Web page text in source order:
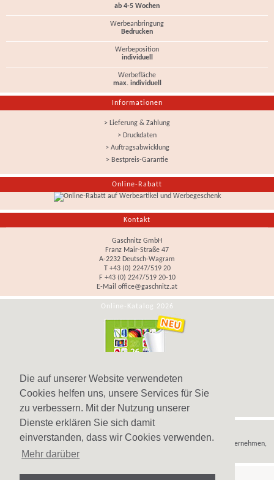
Die auf unserer Website verwendeten
Cookies helfen uns, unsere Services für Sie
zu verbessern. Mit der Nutzung unserer
Dienste erklären Sie sich damit
einverstanden, dass wir Cookies verwenden.
Mehr darüber
ab 4-5 Wochen
Werbeanbringung
Bedrucken
Werbeposition
individuell
Werbefläche
max. individuell
Informationen
> Lieferung & Zahlung
> Druckdaten
> Auftragsabwicklung
> Bestpreis-Garantie
Online-Rabatt
Kontakt
Gaschnitz GmbH
Franz Mair-Straße 47
A-2232 Deutsch-Wagram
T +43 (0) 2247/519 20
F +43 (0) 2247/519 20-10
E-Mail office@gaschnitz.at
Online-Katalog 2026
Hinweis
Werbeartikel
nur an Unternehmen,